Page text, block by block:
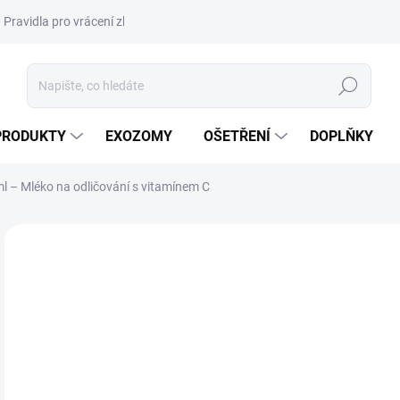
Pravidla pro vrácení zboží a plateb
Hledat
EXOZOMY OŠETŘENÍ DOPLŇKY
– Mléko na odličování s vitamínem C